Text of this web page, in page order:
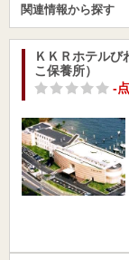
関連情報から探す
ＫＫＲホテルび
こ保養所）
-点